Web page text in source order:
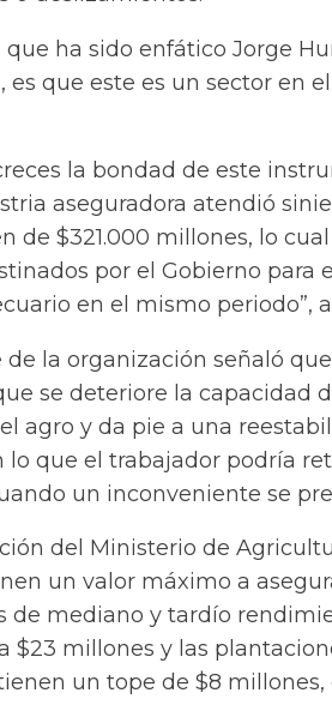
ha sido enfático Jorge
es que este es un sector en
la bondad de este
aseguradora atendió
de $321.000 millones, lo
por el Gobierno para
en el mismo periodo”,
la organización señaló
se deteriore la capacidad
agro y da pie a una
lo que el trabajador podría
un inconveniente se
del Ministerio de
un valor máximo a
de mediano y tardío
$23 millones y las
un tope de $8 millones,